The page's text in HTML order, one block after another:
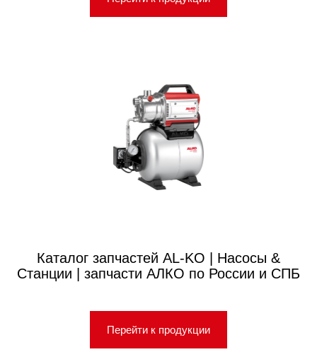
Каталог запчастей AL-KO | Насосы &
Станции | запчасти АЛКО по России и СПБ
Перейти к продукции